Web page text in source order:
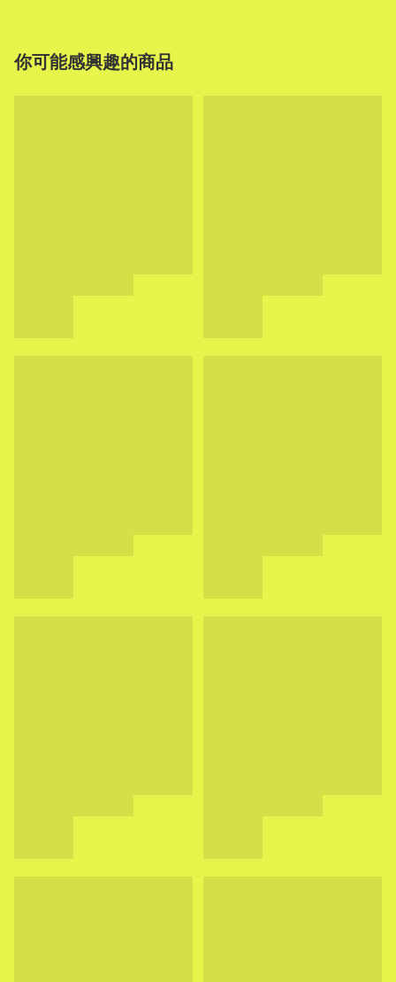
你可能感興趣的商品